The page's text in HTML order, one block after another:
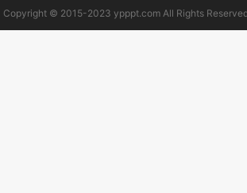
Copyright © 2015-2023 ypppt.com All Rights